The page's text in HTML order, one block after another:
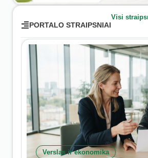
PORTALO STRAIPSNIAI
Visi
Verslas ir ekonomika